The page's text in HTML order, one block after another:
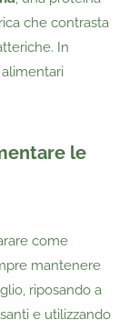
che contrasta
In
le
come
mantenere
riposando a
e utilizzando